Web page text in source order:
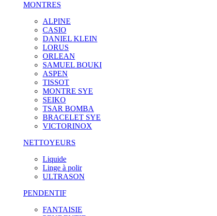
MONTRES
ALPINE
CASIO
DANIEL KLEIN
LORUS
ORLEAN
SAMUEL BOUKI
ASPEN
TISSOT
MONTRE SYE
SEIKO
TSAR BOMBA
BRACELET SYE
VICTORINOX
NETTOYEURS
Liquide
Linge à polir
ULTRASON
PENDENTIF
FANTAISIE